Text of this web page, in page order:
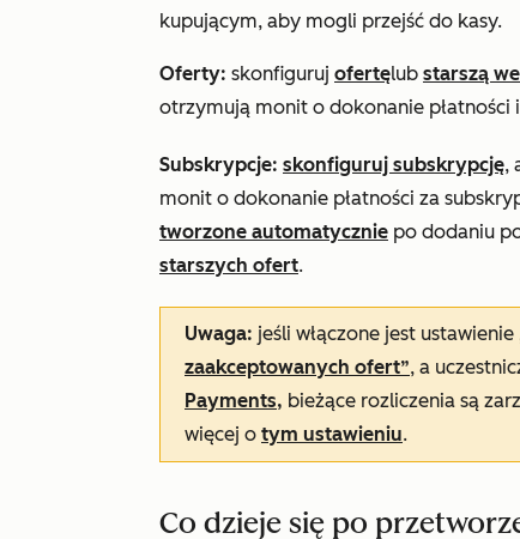
kupującym, aby mogli przejść do kasy.
Oferty: skonfiguruj ofertęlub starszą
otrzymują monit o dokonanie płatności
Subskrypcje: skonfiguruj subskrypcję,
monit o dokonanie płatności za
tworzone automatycznie po dodaniu
starszych ofert.
Uwaga: jeśli włączone jest ustawienie
zaakceptowanych ofert”, a
Payments, bieżące rozliczenia są
więcej o tym ustawieniu.
Co dzieje się po